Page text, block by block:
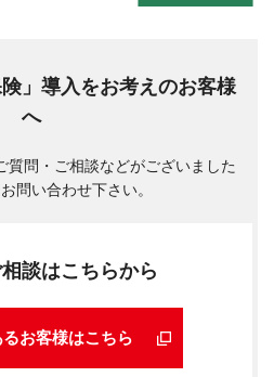
険」導入をお考えのお客様
へ
質問・ご相談などがございました
問い合わせ下さい。
談はこちらから
お客様はこちら